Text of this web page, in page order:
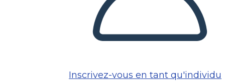
Inscrivez-vous en tant qu'individu